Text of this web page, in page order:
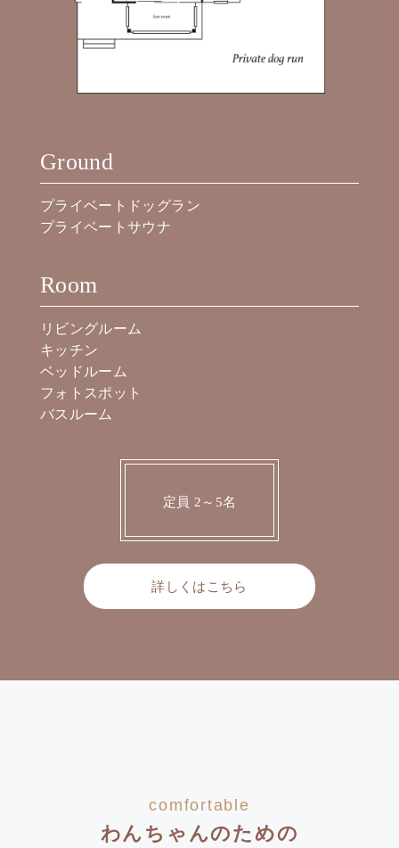
Ground
プライベートドッグラン
プライベートサウナ
Room
リビングルーム
キッチン
ベッドルーム
フォトスポット
バスルーム
定員 2～5名
詳しくはこちら
comfortable
わんちゃんのための